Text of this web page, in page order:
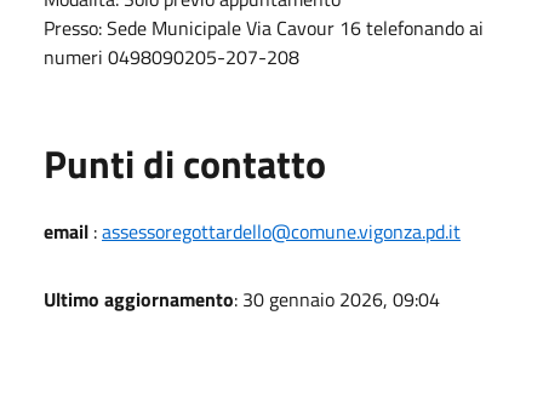
Presso: Sede Municipale Via Cavour 16 telefonando ai
numeri 0498090205-207-208
Punti di contatto
email :assessoregottardello@comune.vigonza.pd.it
Ultimo aggiornamento: 30 gennaio 2026, 09:04